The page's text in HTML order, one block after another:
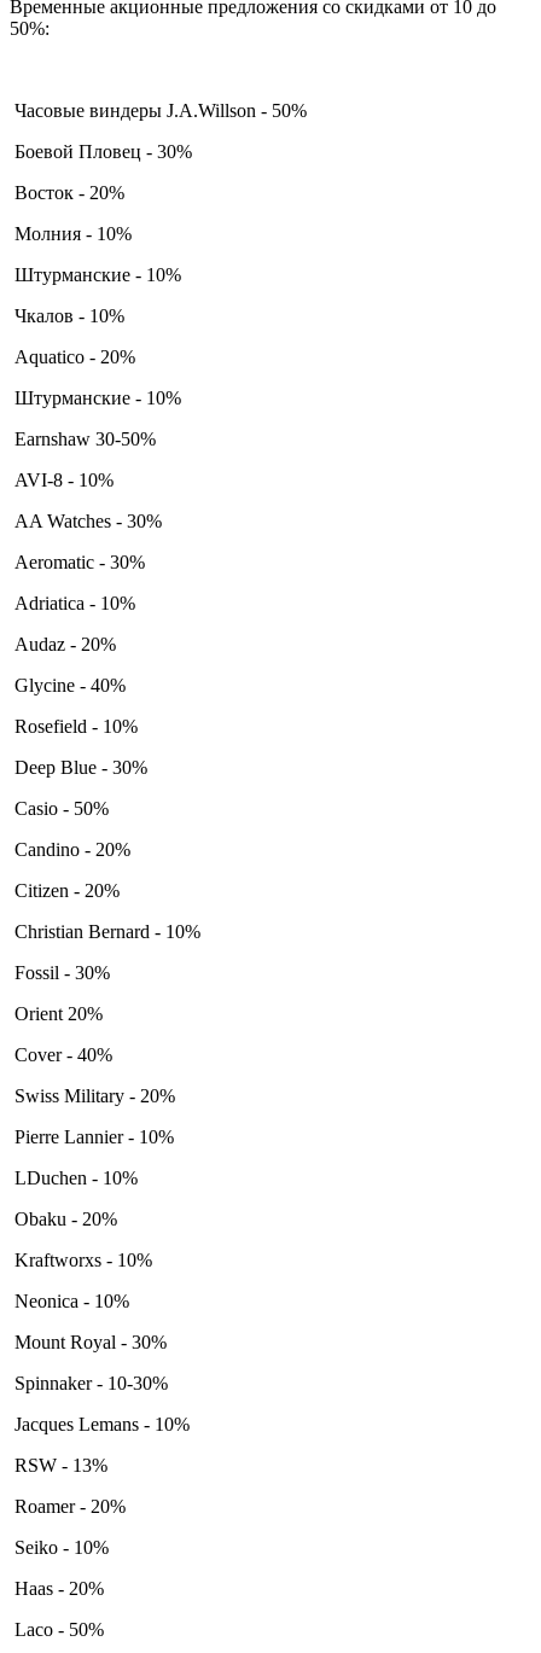
Временные акционные предложения со скидками от 10 до
50%:
Часовые виндеры J.A.Willson - 50%
Боевой Пловец - 30%
Восток - 20%
Молния - 10%
Штурманские - 10%
Чкалов - 10%
Aquatico - 20%
Штурманские - 10%
Earnshaw 30-50%
AVI-8 - 10%
AA Watches - 30%
Aeromatic - 30%
Adriatica - 10%
Audaz - 20%
Glycine - 40%
Rosefield - 10%
Deep Blue - 30%
Casio - 50%
Candino - 20%
Citizen - 20%
Christian Bernard - 10%
Fossil - 30%
Orient 20%
Cover - 40%
Swiss Military - 20%
Pierre Lannier - 10%
LDuchen - 10%
Obaku - 20%
Kraftworxs - 10%
Neonica - 10%
Mount Royal - 30%
Spinnaker - 10-30%
Jacques Lemans - 10%
RSW - 13%
Roamer - 20%
Seiko - 10%
Haas - 20%
Laco - 50%